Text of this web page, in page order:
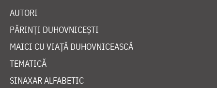
AUTORI
PĂRINȚI DUHOVNICEȘTI
MAICI CU VIAȚĂ DUHOVNICEASCĂ
TEMATICĂ
SINAXAR ALFABETIC